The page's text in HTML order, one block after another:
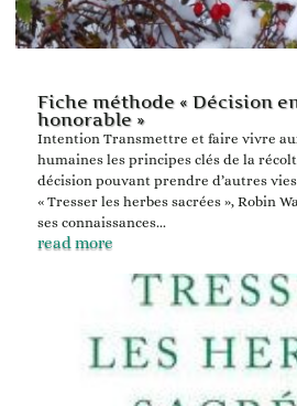
Fiche méthode « Décision
honorable »
Intention Transmettre et faire vivre
humaines les principes clés de la
décision pouvant prendre d’autres
« Tresser les herbes sacrées », Robin
ses connaissances...
read more